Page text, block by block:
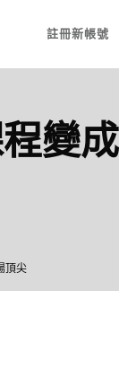
註冊新帳號
變
頂尖